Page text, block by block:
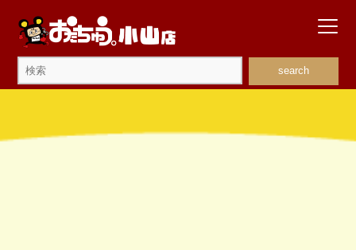
search